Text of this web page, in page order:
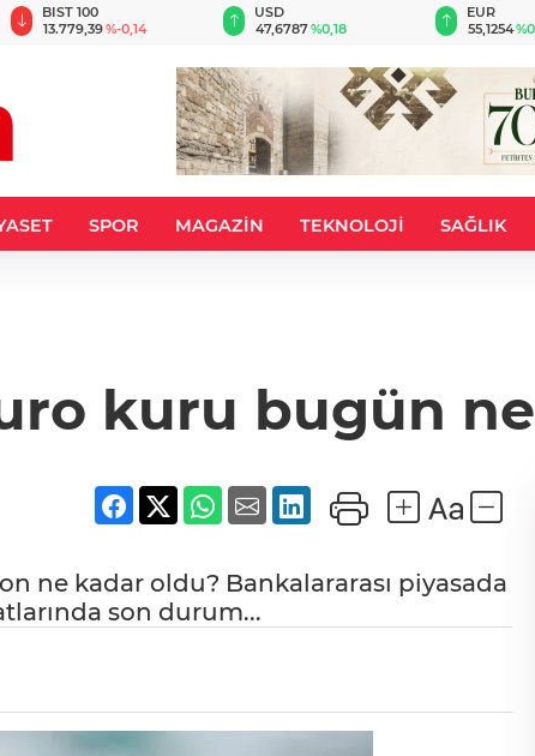
BIST 100
13.779,39%-0,14
USD
47,6787%0,18
EUR
55,1254
SPOR MAGAZİN TEKNOLOJİ SAĞLIK
kuru bugün
ne kadar oldu? Bankalararası piyasada
son durum...